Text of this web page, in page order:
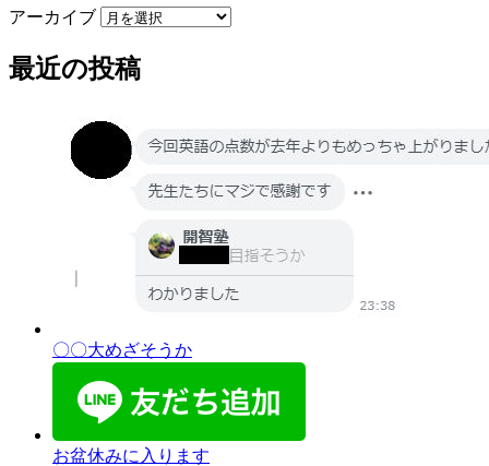
アーカイブ
最近の投稿
〇〇大めざそうか
お盆休みに入ります